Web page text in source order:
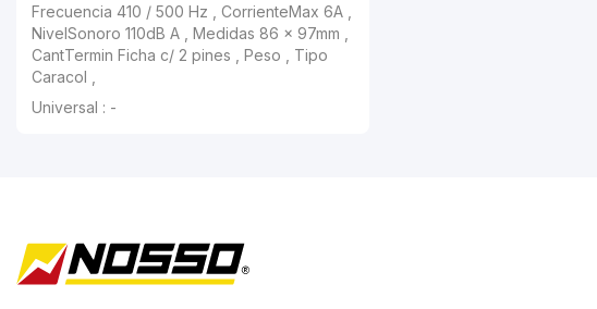
Frecuencia 410 / 500 Hz , CorrienteMax 6A ,
NivelSonoro 110dB A , Medidas 86 x 97mm ,
CantTermin Ficha c/ 2 pines , Peso , Tipo
Caracol ,
Universal : -